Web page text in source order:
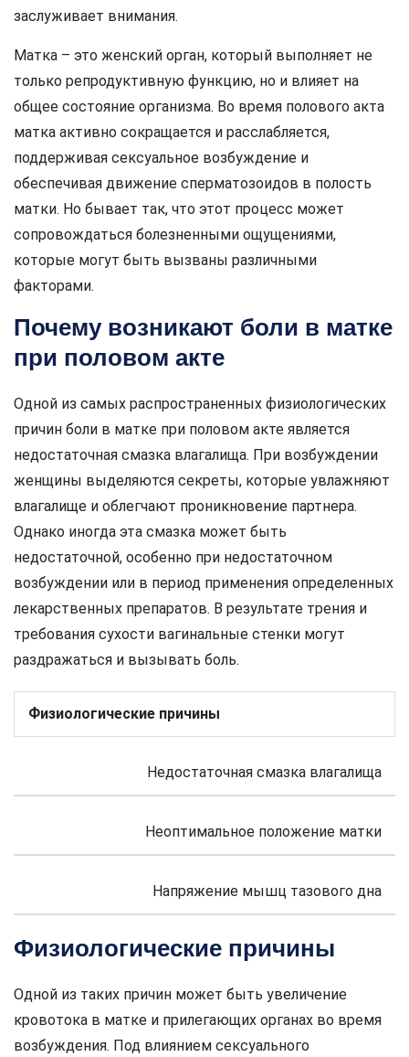
заслуживает внимания.
Матка – это женский орган, который выполняет не
только репродуктивную функцию, но и влияет на
общее состояние организма. Во время полового акта
матка активно сокращается и расслабляется,
поддерживая сексуальное возбуждение и
обеспечивая движение сперматозоидов в полость
матки. Но бывает так, что этот процесс может
сопровождаться болезненными ощущениями,
которые могут быть вызваны различными
факторами.
Почему возникают боли в матке
при половом акте
Одной из самых распространенных физиологических
причин боли в матке при половом акте является
недостаточная смазка влагалища. При возбуждении
женщины выделяются секреты, которые увлажняют
влагалище и облегчают проникновение партнера.
Однако иногда эта смазка может быть
недостаточной, особенно при недостаточном
возбуждении или в период применения определенных
лекарственных препаратов. В результате трения и
требования сухости вагинальные стенки могут
раздражаться и вызывать боль.
Физиологические причины
Недостаточная смазка влагалища
Неоптимальное положение матки
Напряжение мышц тазового дна
Физиологические причины
Одной из таких причин может быть увеличение
кровотока в матке и прилегающих органах во время
возбуждения. Под влиянием сексуального